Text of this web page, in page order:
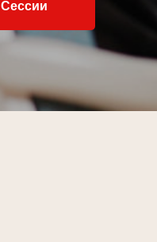
Сессии